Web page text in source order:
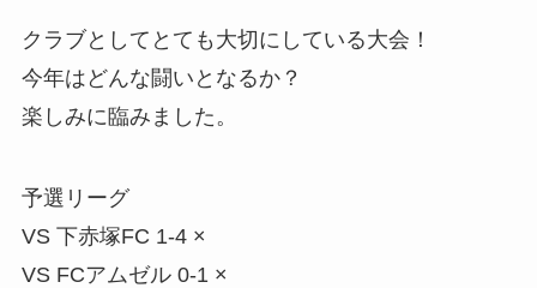
クラブとしてとても大切にしている大会！
今年はどんな闘いとなるか？
楽しみに臨みました。
予選リーグ
VS 下赤塚FC 1-4 ×
VS FCアムゼル 0-1 ×